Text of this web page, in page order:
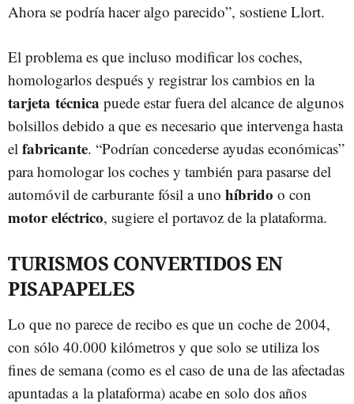
Ahora se podría hacer algo parecido”, sostiene Llort.
El problema es que incluso modificar los coches,
homologarlos después y registrar los cambios en la
tarjeta técnica puede estar fuera del alcance de algunos
bolsillos debido a que es necesario que intervenga hasta
el fabricante. “Podrían concederse ayudas económicas”
para homologar los coches y también para pasarse del
automóvil de carburante fósil a uno híbrido o con
motor eléctrico, sugiere el portavoz de la plataforma.
TURISMOS CONVERTIDOS EN
PISAPAPELES
Lo que no parece de recibo es que un coche de 2004,
con sólo 40.000 kilómetros y que solo se utiliza los
fines de semana (como es el caso de una de las afectadas
apuntadas a la plataforma) acabe en solo dos años